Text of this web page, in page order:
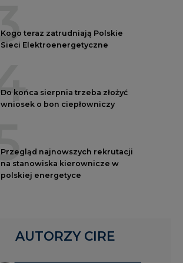
3
Kogo teraz zatrudniają Polskie
Sieci Elektroenergetyczne
4
Do końca sierpnia trzeba złożyć
wniosek o bon ciepłowniczy
5
Przegląd najnowszych rekrutacji
na stanowiska kierownicze w
polskiej energetyce
AUTORZY CIRE